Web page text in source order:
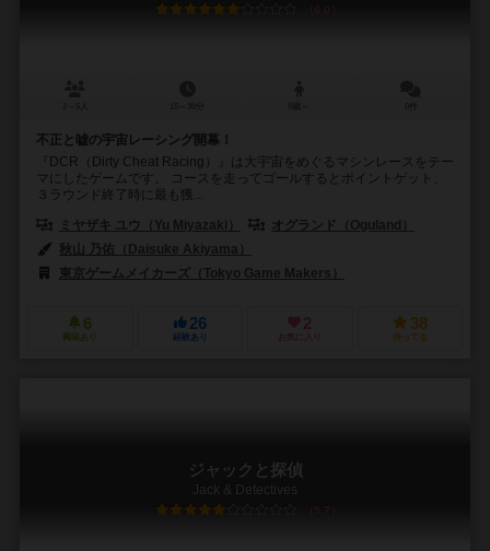
6.0
不正と嘘の宇宙レーシング開幕！
『DCR（Dirty Cheat Racing）』は大宇宙をめぐるマシンレースをテー
マにしたゲームです。 コースを走ってゴールするとポイントゲット、
３ラウンド終了時に最も獲...
ミヤザキ ユウ（Yu Miyazaki）
オグランド（Oguland）
秋山 乃佑（Daisuke Akiyama）
東京ゲームメイカーズ（Tokyo Game Makers）
6
興味あり
26
経験あり
2
お気に入り
38
持ってる
ジャックと探偵
Jack & Detectives
5.7